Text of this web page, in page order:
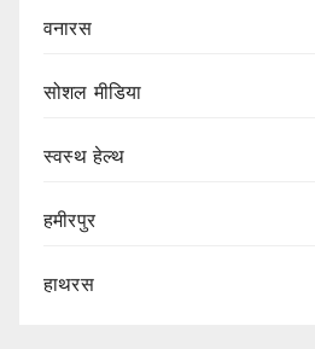
वनारस
सोशल मीडिया
स्वस्थ हेल्थ
हमीरपुर
हाथरस